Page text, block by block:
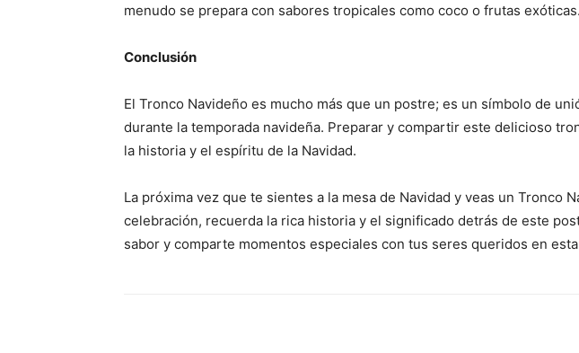
menudo se prepara con sabores tropicales como coco o frutas exóticas.
Conclusión
El Tronco Navideño es mucho más que un postre; es un símbolo de
durante la temporada navideña. Preparar y compartir este delicioso
la historia y el espíritu de la Navidad.
La próxima vez que te sientes a la mesa de Navidad y veas un Tronco
celebración, recuerda la rica historia y el significado detrás de este
sabor y comparte momentos especiales con tus seres queridos en